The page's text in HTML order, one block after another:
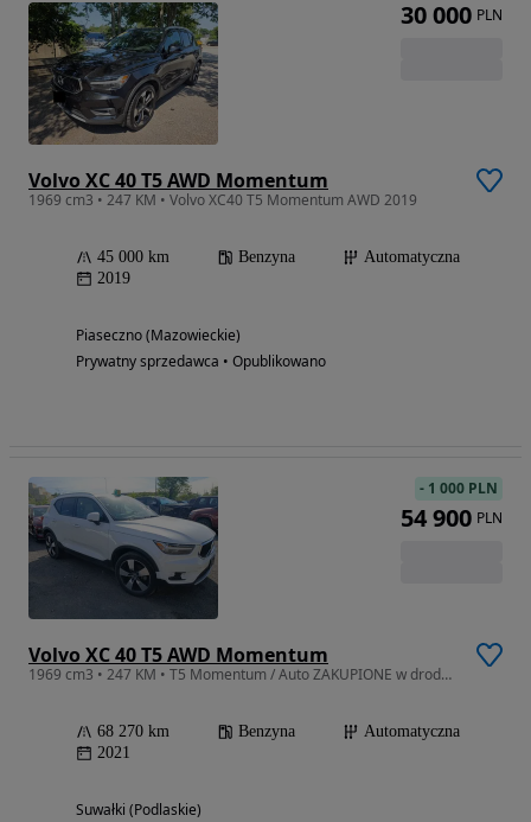
Volvo XC 40 T5 AWD Momentum
1969 cm3 • 247 KM • Volvo XC40 T5 Momentum AWD 2019
45 000 km Benzyna
Automatyczna
2019
Piaseczno (Mazowieckie)
Prywatny sprzedawca • Opublikowano
30 000 PLN
Volvo XC 40 T5 AWD Momentum
1969 cm3 • 247 KM • T5 Momentum / Auto ZAKUPIONE w drodze / auto 24 lipca w Holandii
68 270 km Benzyna
Automatyczna
2021
Suwałki (Podlaskie)
- 1 000 PLN
54 900 PLN